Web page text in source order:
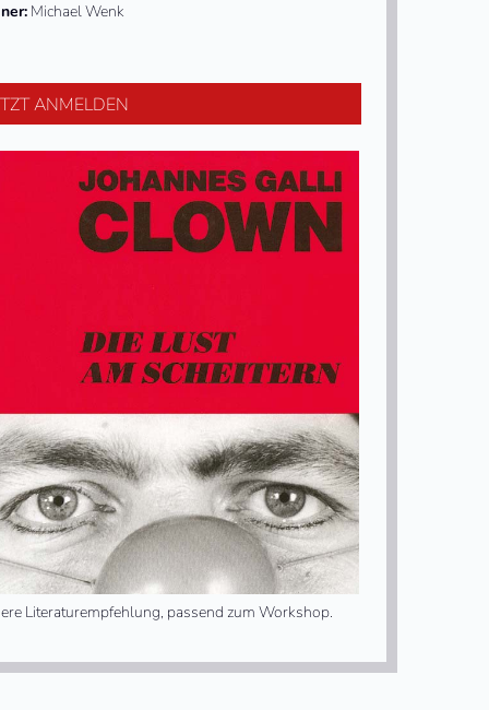
Michael Wenk
ANMELDEN
Literaturempfehlung, passend zum Workshop.